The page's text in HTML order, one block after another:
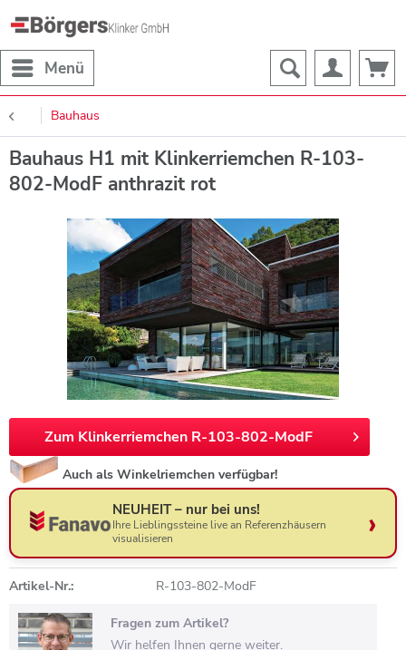
Menü
Bauhaus
Bauhaus H1 mit Klinkerriemchen R-103-
802-ModF anthrazit rot
Zum Klinkerriemchen R-103-802-ModF
Auch als Winkelriemchen verfügbar!
NEUHEIT – nur bei uns!
Ihre Lieblingssteine live an Referenzhäusern
visualisieren
Artikel-Nr.: R-103-802-ModF
Fragen zum Artikel?
Wir helfen Ihnen gerne weiter.